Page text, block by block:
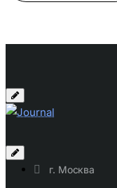
г. Москва